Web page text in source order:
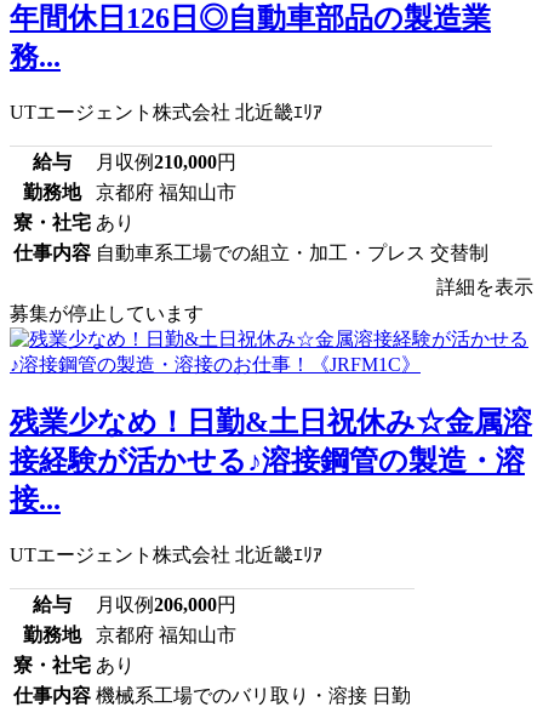
年間休日126日◎自動車部品の製造業
務...
UTエージェント株式会社 北近畿ｴﾘｱ
給与 月収例210,000円
勤務地
京都府 福知山市
寮・社宅 あり
仕事内容 自動車系工場での組立・加工・プレス 交替制
詳細を表示
募集が停止しています
残業少なめ！日勤&土日祝休み☆金属溶
接経験が活かせる♪溶接鋼管の製造・溶
接...
UTエージェント株式会社 北近畿ｴﾘｱ
給与 月収例206,000円
勤務地
京都府 福知山市
寮・社宅 あり
仕事内容 機械系工場でのバリ取り・溶接 日勤